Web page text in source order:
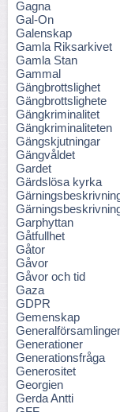
Gagna
Gal-On
Galenskap
Gamla Riksarkivet
Gamla Stan
Gammal
Gängbrottslighet
Gängbrottslighete
Gängkriminalitet
Gängkriminaliteten
Gängskjutningar
Gängvåldet
Gardet
Gärdslösa kyrka
Garphyttan
Gåtfullhet
Gåtor
Gåvor
Gåvor och tid
Gaza
GDPR
Gemenskap
Generationer
Generationsfråga
Generositet
Georgien
Gerda Antti